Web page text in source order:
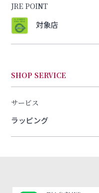
JRE POINT
対象店
SHOP SERVICE
サービス
ラッピング